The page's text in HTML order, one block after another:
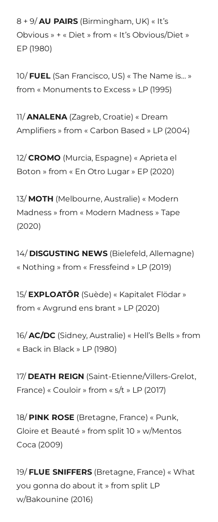
8 + 9/AU PAIRS (Birmingham, UK) « It’s
Obvious » + « Diet » from « It’s Obvious/Diet »
EP (1980)
10/ FUEL (San Francisco, US) « The Name is… »
from « Monuments to Excess » LP (1995)
11/ANALENA (Zagreb, Croatie) « Dream
Amplifiers » from « Carbon Based » LP (2004)
12/CROMO (Murcia, Espagne) « Aprieta el
Boton » from « En Otro Lugar » EP (2020)
13/ MOTH (Melbourne, Australie) « Modern
Madness » from « Modern Madness » Tape
(2020)
14/ DISGUSTING NEWS (Bielefeld, Allemagne)
« Nothing » from « Fressfeind » LP (2019)
15/ EXPLOATÖR (Suède) « Kapitalet Flödar »
from « Avgrund ens brant » LP (2020)
16/AC/DC (Sidney, Australie) « Hell’s Bells » from
« Back in Black » LP (1980)
17/ DEATH REIGN (Saint-Etienne/Villers-Grelot,
France) « Couloir » from « s/t » LP (2017)
18/ PINK ROSE (Bretagne, France) « Punk,
Gloire et Beauté » from split 10 » w/Mentos
Coca (2009)
19/ FLUE SNIFFERS (Bretagne, France) « What
you gonna do about it » from split LP
w/Bakounine (2016)